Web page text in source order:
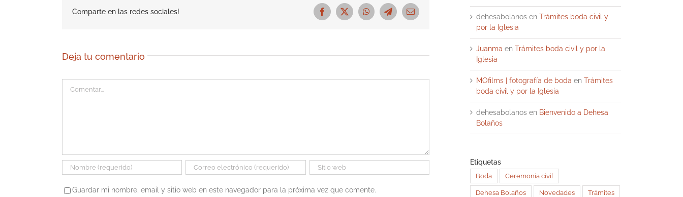
Comparte en las redes sociales! Facebook
X WhatsAppTelegramCorreo
electrónico
Deja tu comentario
Guardar mi nombre, email y sitio web en este navegador para la próxima vez que comente.
dehesabolanos en Trámites boda civil y
por la Iglesia
Juanma en Trámites boda civil y por la
Iglesia
MOfilms | fotografía de boda en Trámites
boda civil y por la Iglesia
dehesabolanos en Bienvenido a Dehesa
Bolaños
Etiquetas
Boda Ceremonia civil
Dehesa Bolaños Novedades Trámites